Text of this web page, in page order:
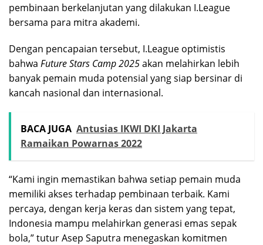
pembinaan berkelanjutan yang dilakukan I.League
bersama para mitra akademi.
Dengan pencapaian tersebut, I.League optimistis
bahwa Future Stars Camp 2025akan melahirkan lebih
banyak pemain muda potensial yang siap bersinar di
kancah nasional dan internasional.
BACA JUGA Antusias IKWI DKI Jakarta
Ramaikan Powarnas 2022
“Kami ingin memastikan bahwa setiap pemain muda
memiliki akses terhadap pembinaan terbaik. Kami
percaya, dengan kerja keras dan sistem yang tepat,
Indonesia mampu melahirkan generasi emas sepak
bola,” tutur Asep Saputra menegaskan komitmen